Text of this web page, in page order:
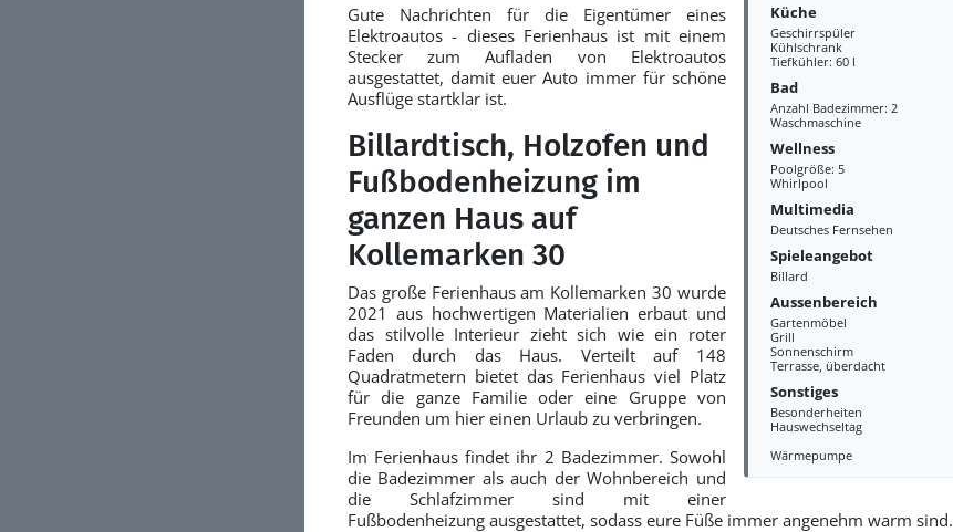
Küche
Geschirrspüler
Kühlschrank
Tiefkühler: 60 l
Bad
Anzahl Badezimmer: 2
Waschmaschine
Wellness
Poolgröße: 5
Whirlpool
Multimedia
Deutsches Fernsehen
Spieleangebot
Billard
Aussenbereich
Gartenmöbel
Grill
Sonnenschirm
Terrasse, überdacht
Sonstiges
Besonderheiten
Hauswechseltag
Wärmepumpe
Gute Nachrichten für die Eigentümer eines
Elektroautos - dieses Ferienhaus ist mit einem
Stecker zum Aufladen von Elektroautos
ausgestattet, damit euer Auto immer für schöne
Ausflüge startklar ist.
Billardtisch, Holzofen und
Fußbodenheizung im
ganzen Haus auf
Kollemarken 30
Das große Ferienhaus am Kollemarken 30 wurde
2021 aus hochwertigen Materialien erbaut und
das stilvolle Interieur zieht sich wie ein roter
Faden durch das Haus. Verteilt auf 148
Quadratmetern bietet das Ferienhaus viel Platz
für die ganze Familie oder eine Gruppe von
Freunden um hier einen Urlaub zu verbringen.
Im Ferienhaus findet ihr 2 Badezimmer. Sowohl
die Badezimmer als auch der Wohnbereich und
die Schlafzimmer sind mit einer
Fußbodenheizung ausgestattet, sodass eure Füße immer angenehm warm sind.